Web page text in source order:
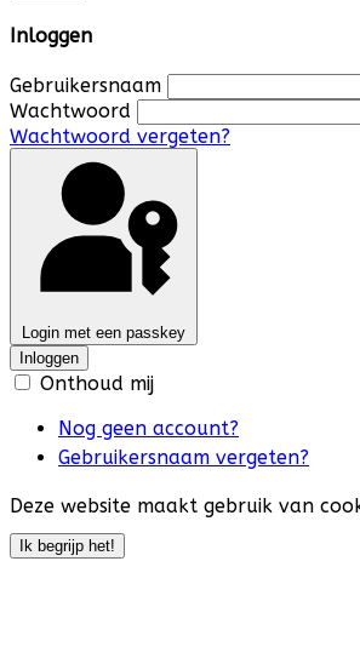
Inloggen
Gebruikersnaam
Wachtwoord
Wachtwoord vergeten?
Login met een passkey
Inloggen
Onthoud mij
Nog geen account?
Gebruikersnaam vergeten?
Deze website maakt gebruik van
Ik begrijp het!